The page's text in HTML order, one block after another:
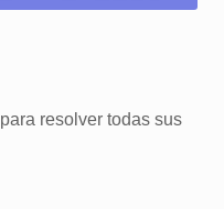
para resolver todas sus